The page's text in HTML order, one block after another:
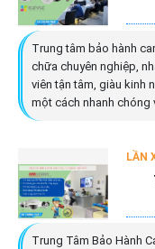
Trung tâm bảo hành
chữa chuyên nghiệp,
viên tận tâm, giàu kinh
một cách nhanh chóng
LẦN
Trung Tâm Bảo Hành